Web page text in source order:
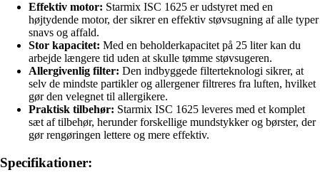
Effektiv motor: Starmix ISC 1625 er udstyret med en
højtydende motor, der sikrer en effektiv støvsugning af alle typer
snavs og affald.
Stor kapacitet: Med en beholderkapacitet på 25 liter kan du
arbejde længere tid uden at skulle tømme støvsugeren.
Allergivenlig filter: Den indbyggede filterteknologi sikrer, at
selv de mindste partikler og allergener filtreres fra luften, hvilket
gør den velegnet til allergikere.
Praktisk tilbehør: Starmix ISC 1625 leveres med et komplet
sæt af tilbehør, herunder forskellige mundstykker og børster, der
gør rengøringen lettere og mere effektiv.
Specifikationer: